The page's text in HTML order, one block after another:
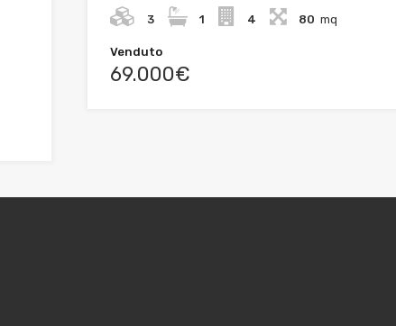
3 1 4 80 mq
Venduto
69.000€